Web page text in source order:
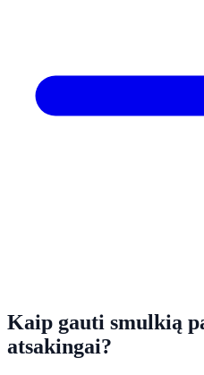
Kaip gauti smulkią
atsakingai?